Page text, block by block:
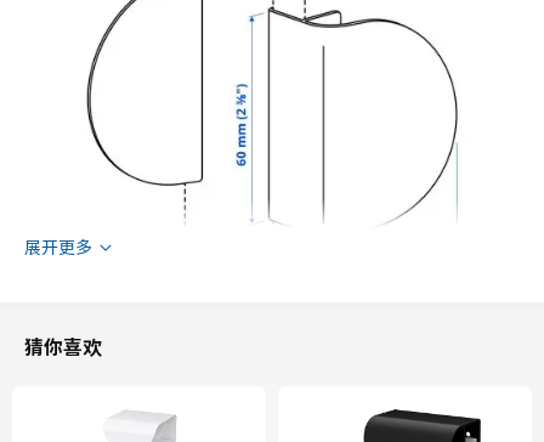
展开更多
猜你喜欢